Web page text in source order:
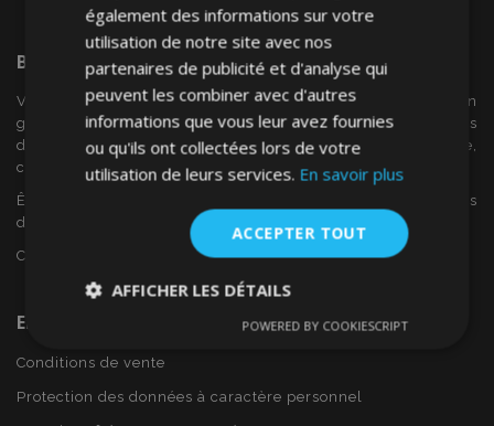
Bienvenue SurVTVAuto
VTV voiture est un détaillant européen et fournisseur en
gros d'accessoires automobiles tels que:. les enjoliveurs, les
déflecteurs de vent, housses de siège, tapis de voiture,
couvertures de chrome et cadres ...
Êtes-vous intéressé par dropshipping ou voulez-vous
devenir notre partenaire?
Contactez-nous dès aujourd'hui!
En Savoir Plus Sur VTVAuto
Conditions de vente
Protection des données à caractère personnel
également des informations sur votre
utilisation de notre site avec nos
partenaires de publicité et d'analyse qui
peuvent les combiner avec d'autres
informations que vous leur avez fournies
ou qu'ils ont collectées lors de votre
utilisation de leurs services. En savoir plus
ACCEPTER TOUT
AFFICHER LES DÉTAILS
nécessaires
Performance Ciblage
POWERED BY COOKIESCRIPT